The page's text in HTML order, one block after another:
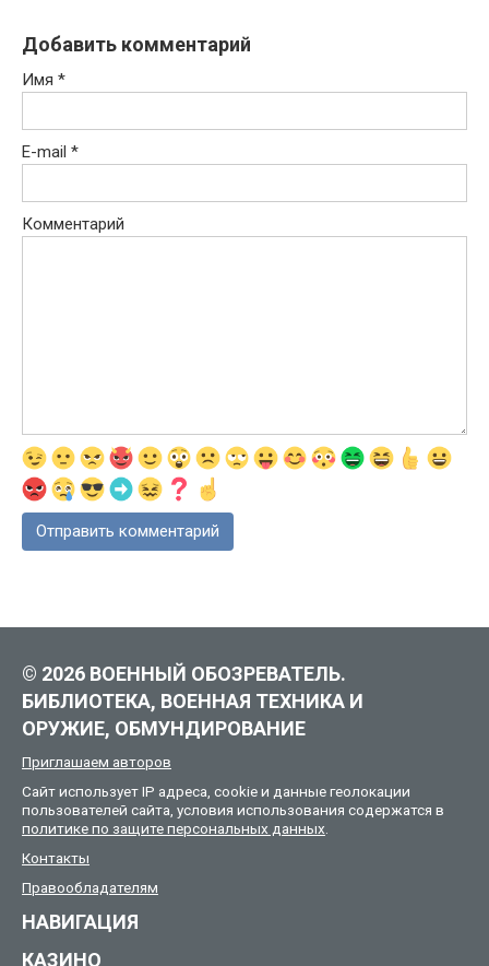
Добавить комментарий
Имя *
E-mail *
Комментарий
© 2026 ВОЕННЫЙ ОБОЗРЕВАТЕЛЬ.
БИБЛИОТЕКА, ВОЕННАЯ ТЕХНИКА И
ОРУЖИЕ, ОБМУНДИРОВАНИЕ
Приглашаем авторов
Сайт использует IP адреса, cookie и данные геолокации
пользователей сайта, условия использования содержатся в
политике по защите персональных данных
Контакты
Правообладателям
НАВИГАЦИЯ
КАЗИНО